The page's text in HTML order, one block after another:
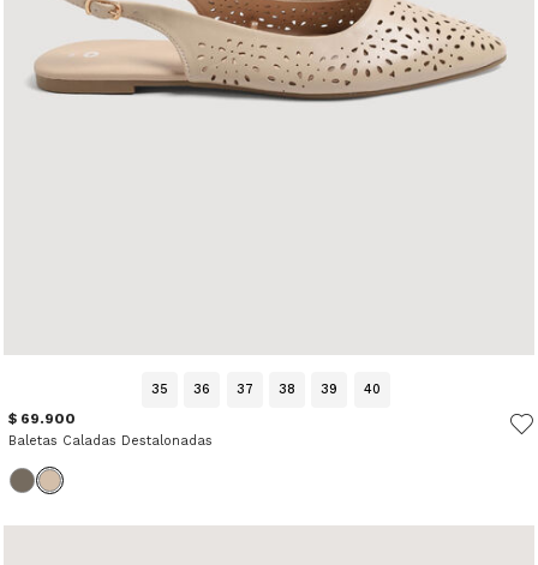
35 36 37 38 39 40
$ 69.900
Baletas Caladas Destalonadas